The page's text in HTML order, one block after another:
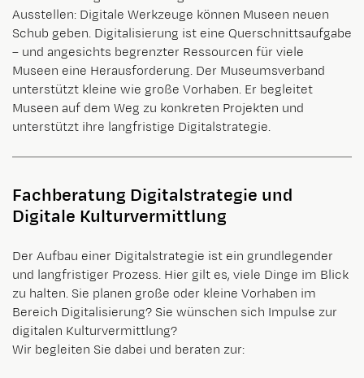
Ausstellen: Digitale Werkzeuge können Museen neuen
Schub geben. Digitalisierung ist eine Querschnittsaufgabe
– und angesichts begrenzter Ressourcen für viele
Museen eine Herausforderung. Der Museumsverband
unterstützt kleine wie große Vorhaben. Er begleitet
Museen auf dem Weg zu konkreten Projekten und
unterstützt ihre langfristige Digitalstrategie.
Fachberatung Digitalstrategie und
Digitale Kulturvermittlung
Der Aufbau einer Digitalstrategie ist ein grundlegender
und langfristiger Prozess. Hier gilt es, viele Dinge im Blick
zu halten. Sie planen große oder kleine Vorhaben im
Bereich Digitalisierung? Sie wünschen sich Impulse zur
digitalen Kulturvermittlung?
Wir begleiten Sie dabei und beraten zur: